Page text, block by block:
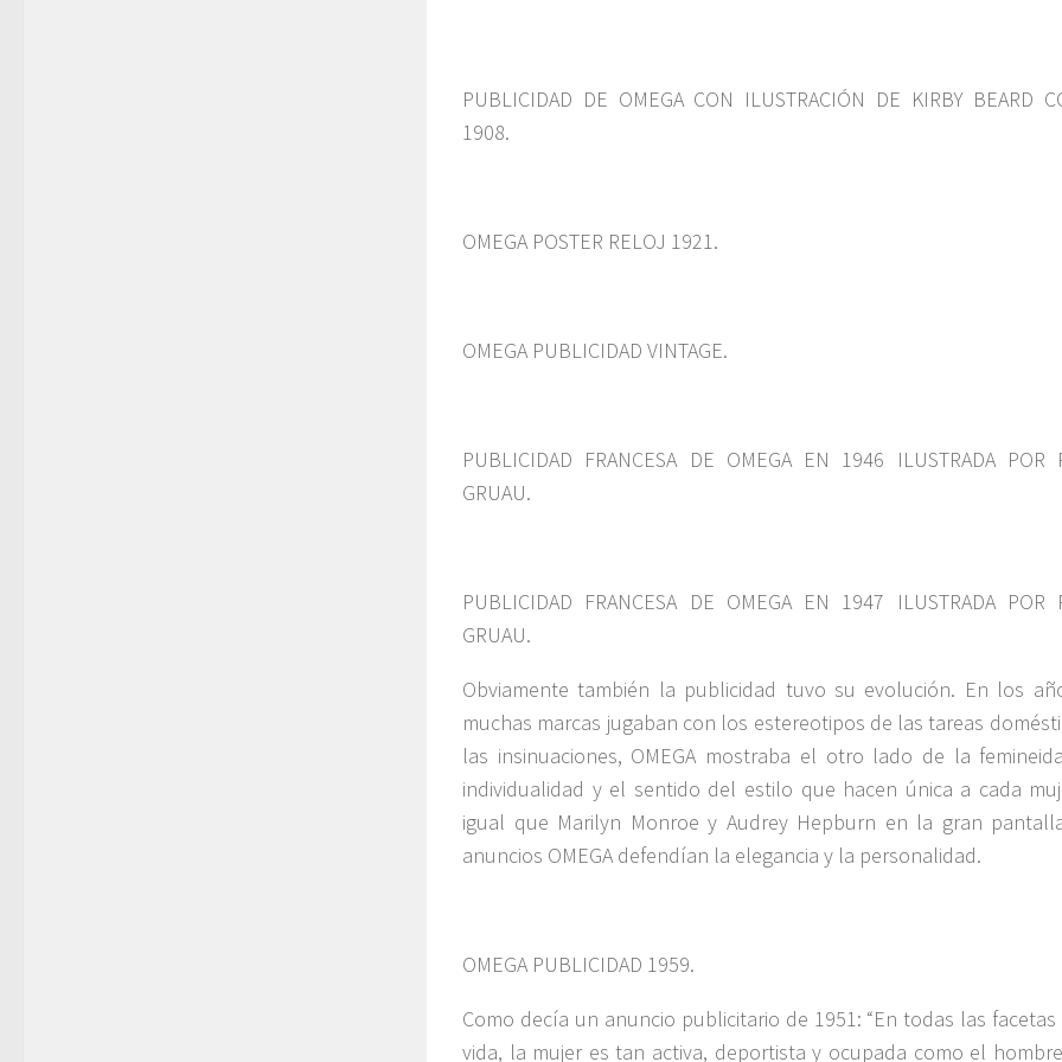
PUBLICIDAD DE OMEGA CON ILUSTRACIÓN DE KIRBY BEARD
1908.
OMEGA POSTER RELOJ 1921.
OMEGA PUBLICIDAD VINTAGE.
PUBLICIDAD FRANCESA DE OMEGA EN 1946 ILUSTRADA POR
GRUAU.
PUBLICIDAD FRANCESA DE OMEGA EN 1947 ILUSTRADA POR
GRUAU.
Obviamente también la publicidad tuvo su evolución. En los
muchas marcas jugaban con los estereotipos de las tareas
las insinuaciones, OMEGA mostraba el otro lado de la
individualidad y el sentido del estilo que hacen única a cada
igual que Marilyn Monroe y Audrey Hepburn en la gran
anuncios OMEGA defendían la elegancia y la personalidad.
OMEGA PUBLICIDAD 1959.
Como decía un anuncio publicitario de 1951: “En todas las
vida, la mujer es tan activa, deportista y ocupada como el